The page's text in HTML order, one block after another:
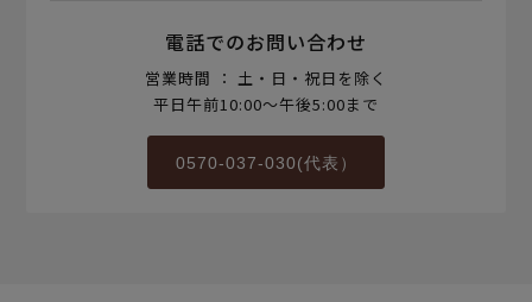
電話でのお問い合わせ
営業時間 ： 土・日・祝日を除く
平日午前10:00～午後5:00まで
0570-037-030(代表）